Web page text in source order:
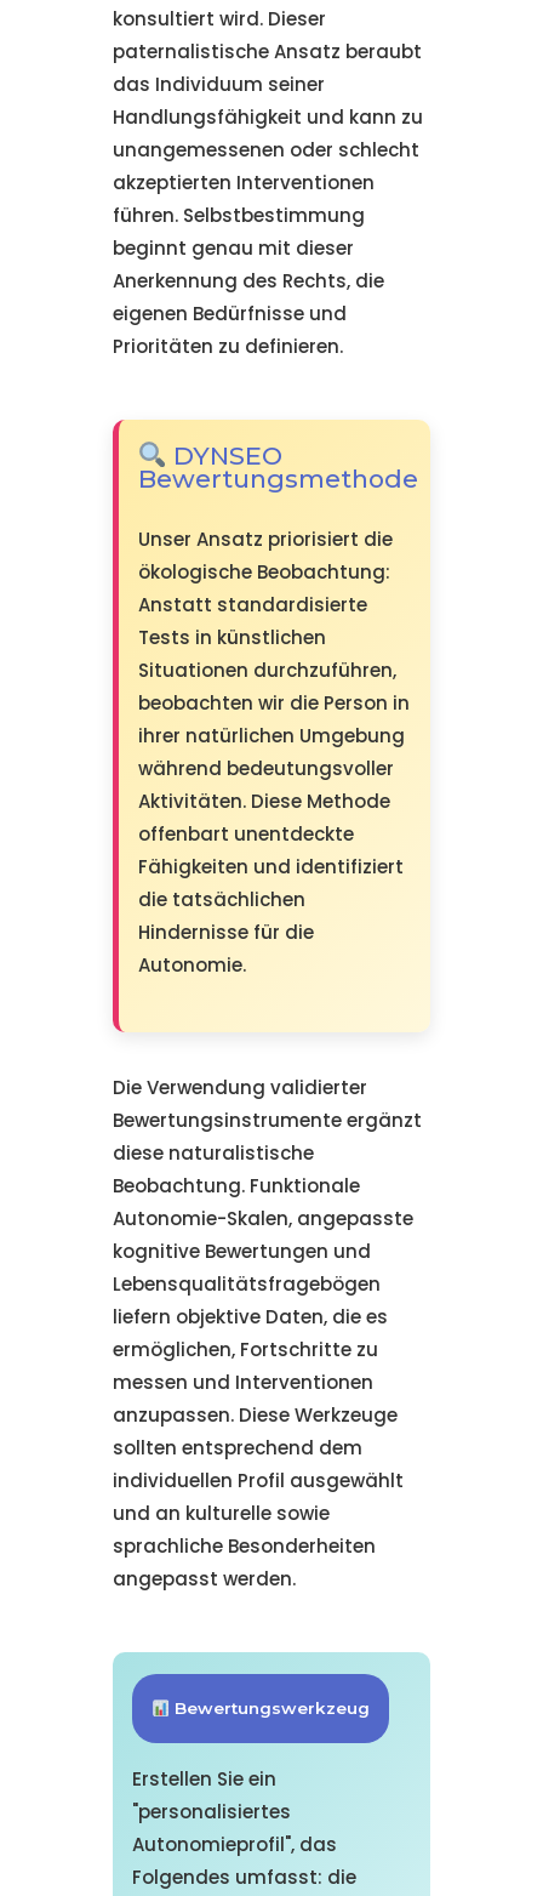
konsultiert wird. Dieser
paternalistische Ansatz beraubt
das Individuum seiner
Handlungsfähigkeit und kann zu
unangemessenen oder schlecht
akzeptierten Interventionen
führen. Selbstbestimmung
beginnt genau mit dieser
Anerkennung des Rechts, die
eigenen Bedürfnisse und
Prioritäten zu definieren.
DYNSEO
Bewertungsmethode
Unser Ansatz priorisiert die
ökologische Beobachtung:
Anstatt standardisierte
Tests in künstlichen
Situationen durchzuführen,
beobachten wir die Person in
ihrer natürlichen Umgebung
während bedeutungsvoller
Aktivitäten. Diese Methode
offenbart unentdeckte
Fähigkeiten und identifiziert
die tatsächlichen
Hindernisse für die
Autonomie.
Die Verwendung validierter
Bewertungsinstrumente ergänzt
diese naturalistische
Beobachtung. Funktionale
Autonomie-Skalen, angepasste
kognitive Bewertungen und
Lebensqualitätsfragebögen
liefern objektive Daten, die es
ermöglichen, Fortschritte zu
messen und Interventionen
anzupassen. Diese Werkzeuge
sollten entsprechend dem
individuellen Profil ausgewählt
und an kulturelle sowie
sprachliche Besonderheiten
angepasst werden.
Bewertungswerkzeug
Erstellen Sie ein
"personalisiertes
Autonomieprofil", das
Folgendes umfasst: die